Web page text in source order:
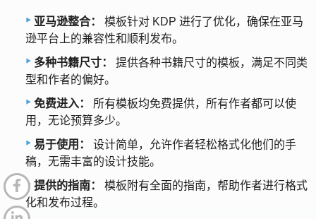
亚马逊整合：
模板针对 KDP 进行了优化，确保在亚马
逊平台上的兼容性和顺利发布。
多种书籍尺寸：
提供各种书籍尺寸的模板，满足不同类
型和作者的偏好。
免费进入：
所有模板均免费提供，所有作者都可以使
用，无论预算多少。
易于使用：
设计简单，允许作者轻松格式化他们的手
稿，无需丰富的设计技能。
提供的指南：
模板附有全面的指南，帮助作者进行格式
化和发布过程。